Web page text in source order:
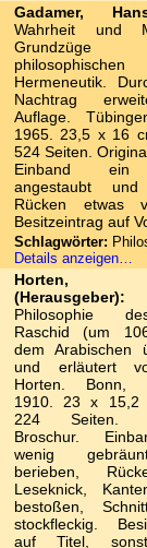
Gadamer,
Wahrheit und
Grundzüge
philosophischen
Hermeneutik.
Nachtrag
Auflage.
1965. 23,5 x 16
524 Seiten.
Einband ein
angestaubt
Rücken etwas
Besitzeintrag auf
Schlagwörter:
Details anzeigen…
Horten,
(Herausgeber):
Philosophie
Raschid (um
dem Arabischen
und erläutert
Horten. Bonn,
1910. 23 x 15,2
224 Seiten.
Broschur.
wenig
berieben,
Leseknick,
bestoßen,
stockfleckig.
auf Titel,